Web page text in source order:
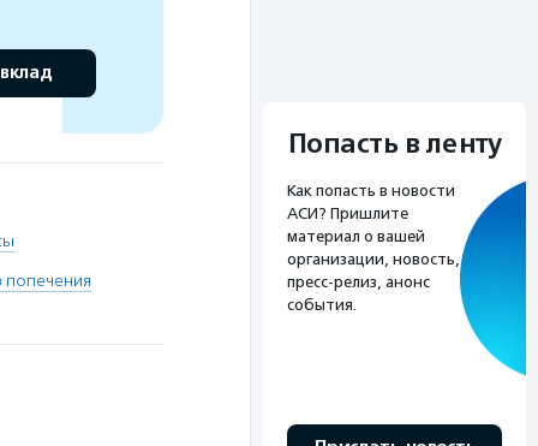
попечения
Попасть в ленту
Как попасть в новости
АСИ? Пришлите
материал о вашей
организации, новость,
пресс-релиз, анонс
события.